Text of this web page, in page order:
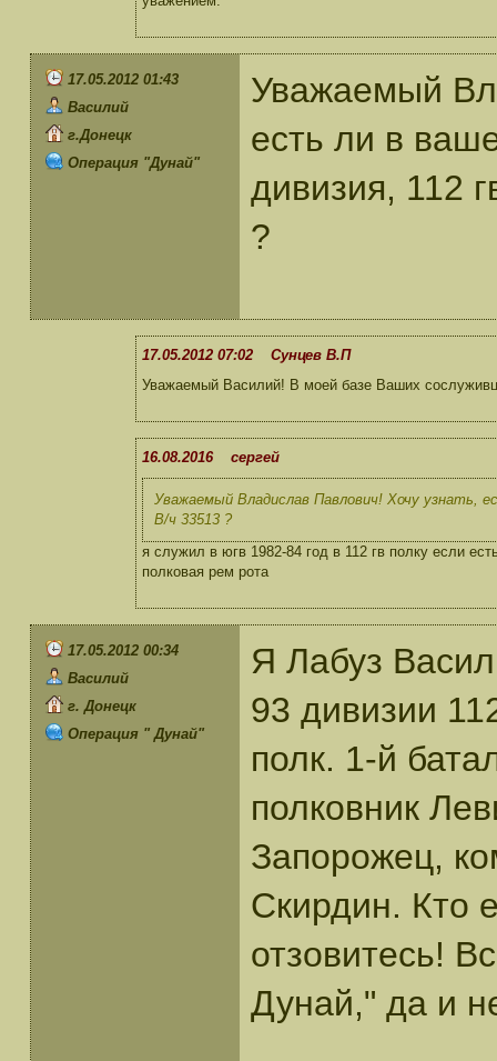
17.05.2012 01:43
Василий
г.Донецк
Операция "Дунай"
Уважаемый
есть ли в
дивизия, 112
?
17.05.2012 07:02 Сунцев В.П
Уважаемый Василий! В моей базе Ваших
16.08.2016 сергей
Уважаемый Владислав Павлович! Хочу узнать,
В/ч 33513 ?
я служил в югв 1982-84 год в 112 гв полку если
полковая рем рота
17.05.2012 00:34
Василий
г. Донецк
Операция " Дунай"
Я Лабуз
93 дивизии
полк. 1-й
полковник
Запорожец,
Скирдин. Кто
отзовитесь!
Дунай," да и